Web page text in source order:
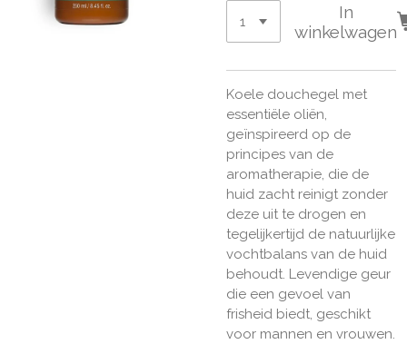
In
winkelwagen
Koele douchegel met
essentiële oliën,
geïnspireerd op de
principes van de
aromatherapie, die de
huid zacht reinigt zonder
deze uit te drogen en
tegelijkertijd de natuurlijke
vochtbalans van de huid
behoudt. Levendige geur
die een gevoel van
frisheid biedt, geschikt
voor mannen en vrouwen.